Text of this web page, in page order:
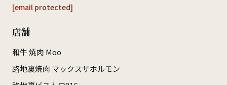
[email protected]
店舗
和牛 焼肉 Moo
路地裏焼肉 マックスザホルモン